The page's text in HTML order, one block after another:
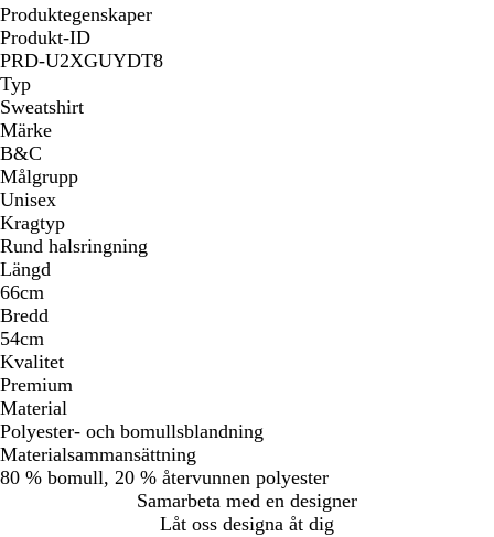
Produktegenskaper
Produkt-ID
PRD-U2XGUYDT8
Typ
Sweatshirt
Märke
B&C
Målgrupp
Unisex
Kragtyp
Rund halsringning
Längd
66cm
Bredd
54cm
Kvalitet
Premium
Material
Polyester- och bomullsblandning
Materialsammansättning
80 % bomull, 20 % återvunnen polyester
Samarbeta med en designer
Låt oss designa åt dig